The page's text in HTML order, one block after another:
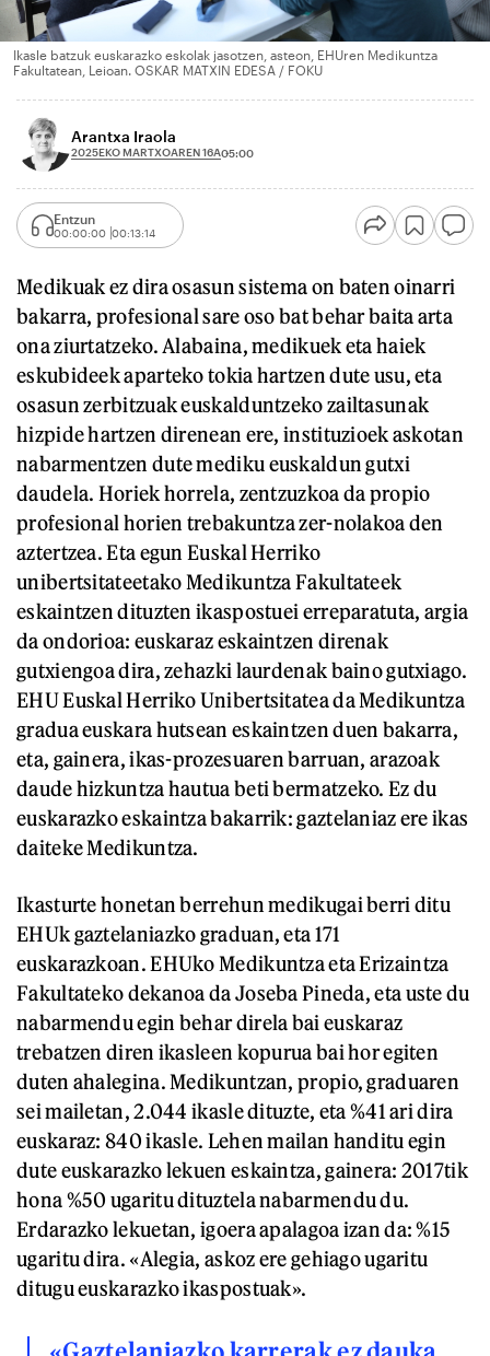
Ikasle batzuk euskarazko eskolak jasotzen, asteon, EHUren Medikuntza
Fakultatean, Leioan. OSKAR MATXIN EDESA / FOKU
Arantxa Iraola
2025EKO MARTXOAREN 16A05:00
Entzun
00:00:00 00:13:14
Medikuak ez dira osasun sistema on baten oinarri
bakarra, profesional sare oso bat behar baita arta
ona ziurtatzeko. Alabaina, medikuek eta haiek
eskubideek aparteko tokia hartzen dute usu, eta
osasun zerbitzuak euskalduntzeko zailtasunak
hizpide hartzen direnean ere, instituzioek askotan
nabarmentzen dute mediku euskaldun gutxi
daudela. Horiek horrela, zentzuzkoa da propio
profesional horien trebakuntza zer-nolakoa den
aztertzea. Eta egun Euskal Herriko
unibertsitateetako Medikuntza Fakultateek
eskaintzen dituzten ikaspostuei erreparatuta, argia
da ondorioa: euskaraz eskaintzen direnak
gutxiengoa dira, zehazki laurdenak baino gutxiago.
EHU Euskal Herriko Unibertsitatea da Medikuntza
gradua euskara hutsean eskaintzen duen bakarra,
eta, gainera, ikas-prozesuaren barruan, arazoak
daude hizkuntza hautua beti bermatzeko. Ez du
euskarazko eskaintza bakarrik: gaztelaniaz ere ikas
daiteke Medikuntza.
Ikasturte honetan berrehun medikugai berri ditu
EHUk gaztelaniazko graduan, eta 171
euskarazkoan. EHUko Medikuntza eta Erizaintza
Fakultateko dekanoa da Joseba Pineda, eta uste du
nabarmendu egin behar direla bai euskaraz
trebatzen diren ikasleen kopurua bai hor egiten
duten ahalegina. Medikuntzan, propio, graduaren
sei mailetan, 2.044 ikasle dituzte, eta %41 ari dira
euskaraz: 840 ikasle. Lehen mailan handitu egin
dute euskarazko lekuen eskaintza, gainera: 2017tik
hona %50 ugaritu dituztela nabarmendu du.
Erdarazko lekuetan, igoera apalagoa izan da: %15
ugaritu dira. «Alegia, askoz ere gehiago ugaritu
ditugu euskarazko ikaspostuak».